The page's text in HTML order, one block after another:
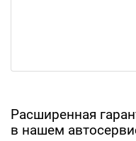
Расширенная
в нашем